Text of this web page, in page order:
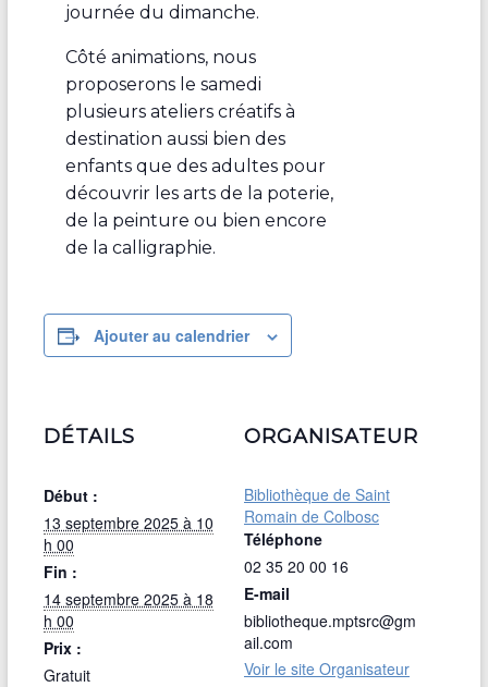
journée du dimanche.
Côté animations, nous
proposerons le samedi
plusieurs ateliers créatifs à
destination aussi bien des
enfants que des adultes pour
découvrir les arts de la poterie,
de la peinture ou bien encore
de la calligraphie.
Ajouter au calendrier
DÉTAILS
Début :
13 septembre 2025 à 10
h 00
Fin :
14 septembre 2025 à 18
h 00
Prix :
Gratuit
ORGANISATEUR
Bibliothèque de Saint
Romain de Colbosc
Téléphone
02 35 20 00 16
E-mail
bibliotheque.mptsrc@gm
ail.com
Voir le site Organisateur